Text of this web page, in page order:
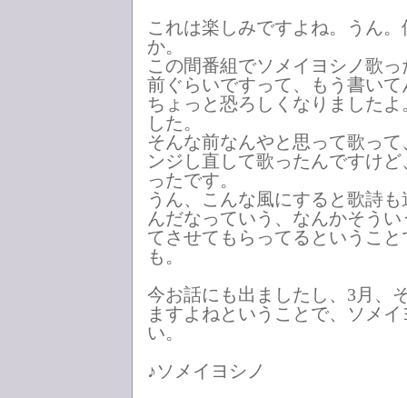
これは楽しみですよね。うん
か。
この間番組でソメイヨシノ歌
前ぐらいですって、もう書いて
ちょっと恐ろしくなりました
した。
そんな前なんやと思って歌っ
ンジし直して歌ったんですけ
ったです。
うん、こんな風にすると歌詩
んだなっていう、なんかそう
てさせてもらってるというこ
も。
今お話にも出ましたし、3月、
ますよねということで、ソメ
い。
♪ソメイヨシノ